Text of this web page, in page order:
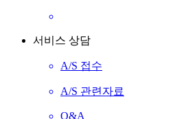
서비스 상담
A/S 접수
A/S 관련자료
Q&A